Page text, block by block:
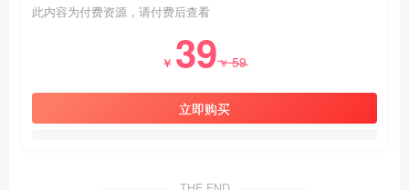
此内容为付费资源，请付费后查看
￥ 39￥59
立即购买